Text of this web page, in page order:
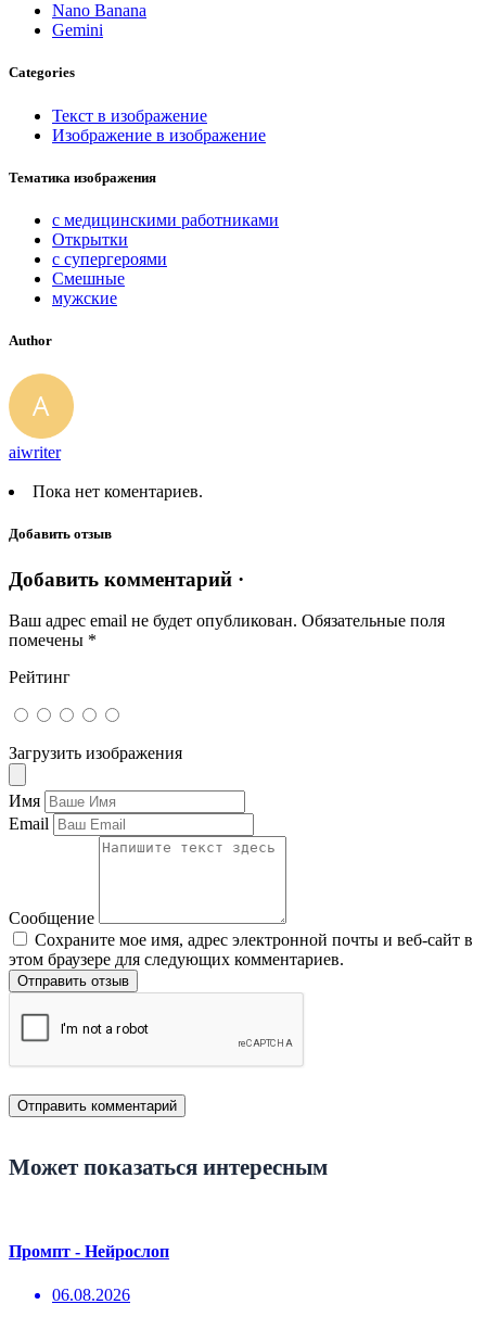
Nano Banana
Gemini
Categories
Текст в изображение
Изображение в изображение
Тематика изображения
с медицинскими работниками
Открытки
с супергероями
Смешные
мужские
Author
aiwriter
Пока нет коментариев.
Добавить отзыв
Добавить комментарий ·
Ваш адрес email не будет опубликован. Обязательные поля
помечены *
Рейтинг
Загрузить изображения
Имя
Email
Сообщение
Сохраните мое имя, адрес электронной почты и веб-сайт в
этом браузере для следующих комментариев.
Отправить отзыв
Может показаться интересным
Промпт - Нейрослоп
06.08.2026